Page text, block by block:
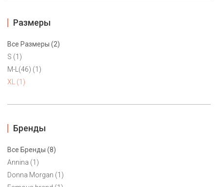
Платье Nine West XL
Размеры
Все Размеры (2)
S (1)
M-L(46) (1)
XL (1)
Бренды
Все Бренды (8)
Annina (1)
Donna Morgan (1)